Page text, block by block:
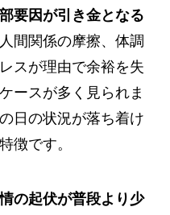
要因が引き金となる
間関係の摩擦、体調
スが理由で余裕を失
ースが多く見られま
日の状況が落ち着け
徴です。
の起伏が普段より少